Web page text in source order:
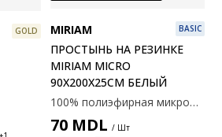
GOLD MIRIAM BASIC
ПРОСТЫНЬ НА РЕЗИНКЕ
MIRIAM MICRO
90X200X25СМ БЕЛЫЙ
100% полиэфирная микрофибра. 90x200x25 см
70 MDL / Шт